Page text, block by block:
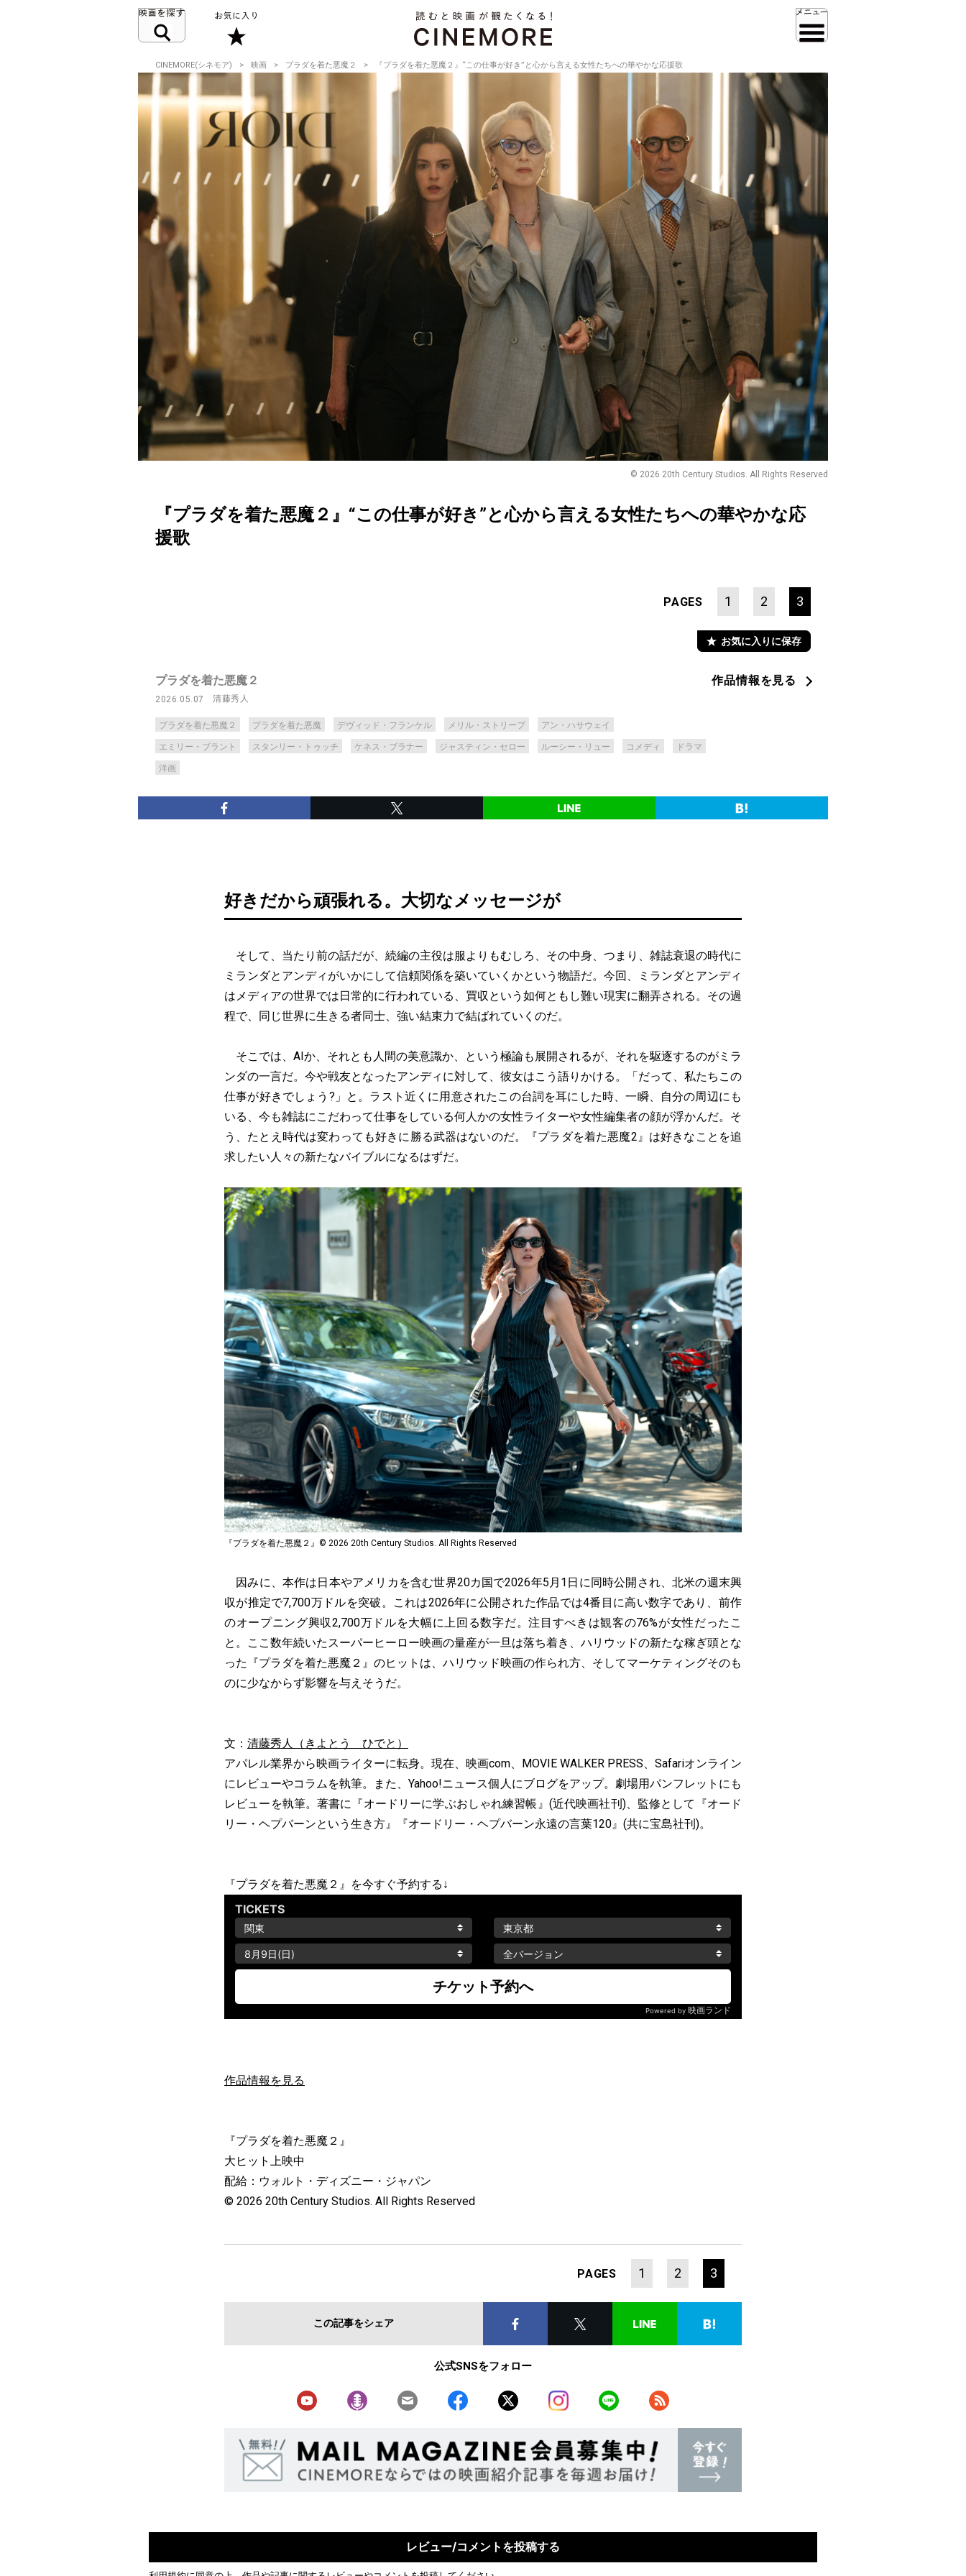
CINEMORE(シネモア) 映画 プラダを着た悪魔２ 『プラダを着た悪魔２』“この仕事が好き”と心から言える女性たちへの華やかな応援歌
© 2026 20th Century Studios. All Rights Reserved
『プラダを着た悪魔２』“この仕事が好き”と心から言える女性たちへの華やかな応
援歌
PAGES 1 2 3
お気に入りに保存
プラダを着た悪魔２
2026.05.07 清藤秀人
プラダを着た悪魔２ プラダを着た悪魔 デヴィッド・フランケル メリル・ストリープ アン・ハサウェイ
エミリー・ブラント スタンリー・トゥッチ ケネス・ブラナー ジャスティン・セロー ルーシー・リュー コメディ ドラマ
洋画
作品情報を見る
好きだから頑張れる。大切なメッセージが
そして、当たり前の話だが、続編の主役は服よりもむしろ、その中身、つまり、雑誌衰退の時代に
ミランダとアンディがいかにして信頼関係を築いていくかという物語だ。今回、ミランダとアンディ
はメディアの世界では日常的に行われている、買収という如何ともし難い現実に翻弄される。その過
程で、同じ世界に生きる者同士、強い結束力で結ばれていくのだ。
そこでは、AIか、それとも人間の美意識か、という極論も展開されるが、それを駆逐するのがミラ
ンダの一言だ。今や戦友となったアンディに対して、彼女はこう語りかける。「だって、私たちこの
仕事が好きでしょう?」と。ラスト近くに用意されたこの台詞を耳にした時、一瞬、自分の周辺にも
いる、今も雑誌にこだわって仕事をしている何人かの女性ライターや女性編集者の顔が浮かんだ。そ
う、たとえ時代は変わっても好きに勝る武器はないのだ。『プラダを着た悪魔2』は好きなことを追
求したい人々の新たなバイブルになるはずだ。
『プラダを着た悪魔２』© 2026 20th Century Studios. All Rights Reserved
因みに、本作は日本やアメリカを含む世界20カ国で2026年5月1日に同時公開され、北米の週末興
収が推定で7,700万ドルを突破。これは2026年に公開された作品では4番目に高い数字であり、前作
のオープニング興収2,700万ドルを大幅に上回る数字だ。注目すべきは観客の76%が女性だったこ
と。ここ数年続いたスーパーヒーロー映画の量産が一旦は落ち着き、ハリウッドの新たな稼ぎ頭とな
った『プラダを着た悪魔２』のヒットは、ハリウッド映画の作られ方、そしてマーケティングそのも
のに少なからず影響を与えそうだ。
文： 清藤秀人（きよとう ひでと）
アパレル業界から映画ライターに転身。現在、映画com、MOVIE WALKER PRESS、Safariオンライン
にレビューやコラムを執筆。また、Yahoo!ニュース個人にブログをアップ。劇場用パンフレットにも
レビューを執筆。著書に『オードリーに学ぶおしゃれ練習帳』(近代映画社刊)、監修として『オード
リー・ヘプバーンという生き方』『オードリー・ヘプバーン永遠の言葉120』(共に宝島社刊)。
『プラダを着た悪魔２』を今すぐ予約する↓
作品情報を見る
『プラダを着た悪魔２』
大ヒット上映中
配給：ウォルト・ディズニー・ジャパン
© 2026 20th Century Studios. All Rights Reserved
PAGES 1 2 3
この記事をシェア
公式SNSをフォロー
レビュー/コメントを投稿する